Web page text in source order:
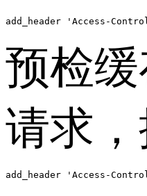
add_header 'Access-
预检
请求
add_header 'Access-